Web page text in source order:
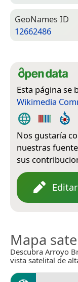
Geo­Names ID
12662486
Esta página se
Wikimedia
Nos gustaría
nuestras
sus
Mapa
Descubra Arroyo
vista satelital de